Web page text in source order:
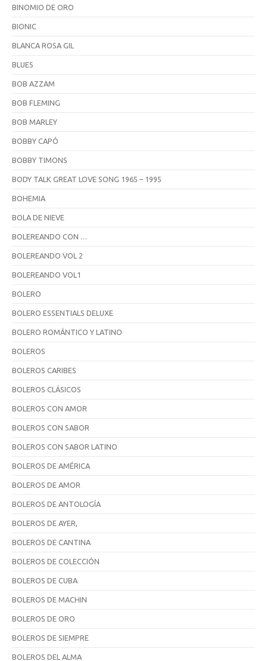
BINOMIO DE ORO
BIONIC
BLANCA ROSA GIL
BLUES
BOB AZZAM
BOB FLEMING
BOB MARLEY
BOBBY CAPÓ
BOBBY TIMONS
BODY TALK GREAT LOVE SONG 1965 – 1995
BOHEMIA
BOLA DE NIEVE
BOLEREANDO CON …
BOLEREANDO VOL 2
BOLEREANDO VOL1
BOLERO
BOLERO ESSENTIALS DELUXE
BOLERO ROMÁNTICO Y LATINO
BOLEROS
BOLEROS CARIBES
BOLEROS CLÁSICOS
BOLEROS CON AMOR
BOLEROS CON SABOR
BOLEROS CON SABOR LATINO
BOLEROS DE AMÉRICA
BOLEROS DE AMOR
BOLEROS DE ANTOLOGÍA
BOLEROS DE AYER,
BOLEROS DE CANTINA
BOLEROS DE COLECCIÓN
BOLEROS DE CUBA
BOLEROS DE MACHIN
BOLEROS DE ORO
BOLEROS DE SIEMPRE
BOLEROS DEL ALMA